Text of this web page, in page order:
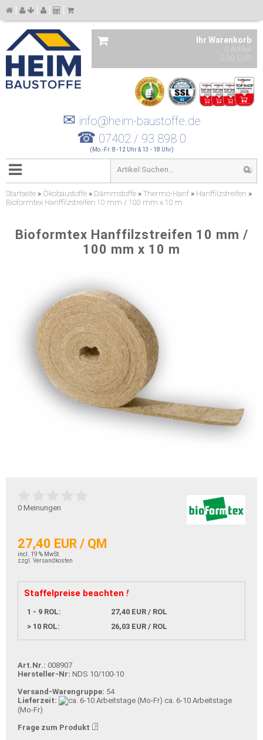
Ihr Warenkorb
0 Artikel
0,00 EUR
✉ info@heim-baustoffe.de
☎ 07402 / 93 898 0
(Mo.-Fr. 8 -12 Uhr & 13 - 18 Uhr)
Startseite » Ökobaustoffe » Dämmstoffe » Thermo-Hanf » Hanffilzstreifen »
Bioformtex Hanffilzstreifen 10 mm / 100 mm x 10 m
Bioformtex Hanffilzstreifen 10 mm /
100 mm x 10 m
0 Meinungen
27,40 EUR / QM
incl. 19 % MwSt.
zzgl. Versandkosten
Staffelpreise beachten !
1 - 9 ROL:
27,40 EUR / ROL
> 10 ROL:
26,03 EUR / ROL
Art.Nr.: 008907
Hersteller-Nr: NDS 10/100-10
Versand-Warengruppe: 54
Lieferzeit:
ca. 6-10 Arbeitstage
(Mo-Fr)
Frage zum Produkt